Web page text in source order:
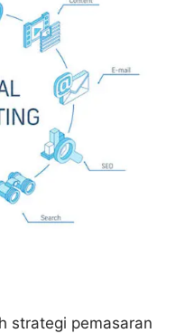
strategi pemasaran